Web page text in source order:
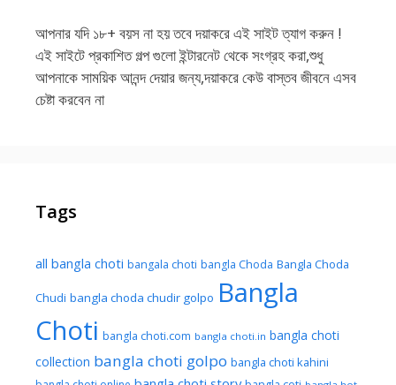
আপনার যদি ১৮+ বয়স না হয় তবে দয়াকরে এই সাইট ত্যাগ করুন !
এই সাইটে প্রকাশিত গল্প গুলো ইন্টারনেট থেকে সংগ্রহ করা,শুধু
আপনাকে সাময়িক আনন্দ দেয়ার জন্য,দয়াকরে কেউ বাস্তব জীবনে এসব
চেষ্টা করবেন না
Tags
all bangla choti bangala choti bangla Choda Bangla Choda
Chudi bangla choda chudir golpo Bangla
Choti bangla choti.com bangla choti.in bangla choti
collection bangla choti golpo bangla choti kahini